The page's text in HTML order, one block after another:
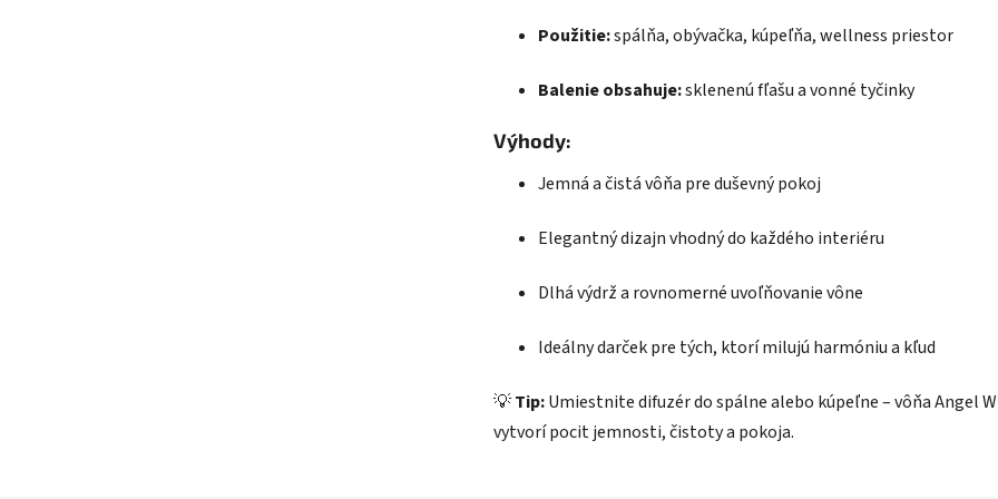
Použitie:spálňa, obývačka, kúpeľňa, wellness priestor
Balenie obsahuje:sklenenú fľašu a vonné tyčinky
Výhody:
Jemná a čistá vôňa pre duševný pokoj
Elegantný dizajn vhodný do každého interiéru
Dlhá výdrž a rovnomerné uvoľňovanie vône
Ideálny darček pre tých, ktorí milujú harmóniu a kľud
💡Tip:Umiestnite difuzér do spálne alebo kúpeľne – vôňa Angel
vytvorí pocit jemnosti, čistoty a pokoja.